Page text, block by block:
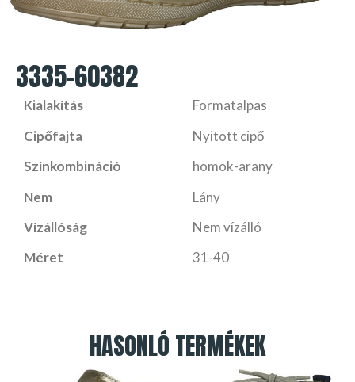
3335-60382
Kialakítás
Formatalpas
Cipőfajta
Nyitott cipő
Színkombináció
homok-arany
Nem
Lány
Vízállóság
Nem vízálló
Méret
31-40
HASONLÓ TERMÉKEK